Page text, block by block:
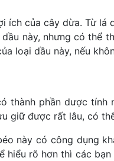
của cây dừa. Từ lá
này, nhưng có thể
loại dầu này, nếu
phần dược tính
giữ được rất lâu, có
này có công dụng
rõ hơn thì các